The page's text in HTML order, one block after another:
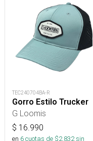
TEC240704BA-R
Gorro Estilo Trucker
G Loomis
$ 16.990
en 6cuotas de $2.832sin